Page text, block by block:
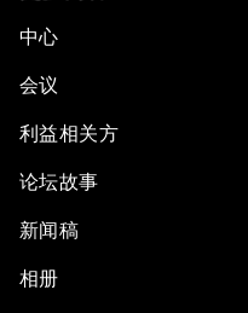
中心
会议
利益相关方
论坛故事
新闻稿
相册